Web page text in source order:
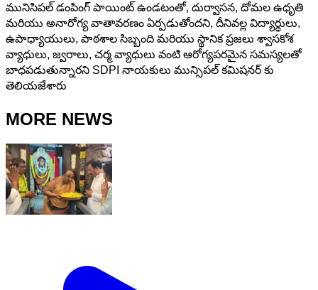
మునిసిపల్ డంపింగ్ పాయింట్ ఉండటంతో, దుర్వాసన, దోమల ఉధృతి
మరియు అనారోగ్య వాతావరణం ఏర్పడుతోందని, దీనివల్ల విద్యార్థులు,
ఉపాధ్యాయులు, పాఠశాల సిబ్బంది మరియు స్థానిక ప్రజలు శ్వాసకోశ
వ్యాధులు, జ్వరాలు, చర్మ వ్యాధులు వంటి ఆరోగ్యపరమైన సమస్యలతో
బాధపడుతున్నారని SDPI నాయకులు మున్సిపల్ కమిషనర్ కు
తెలియజేశారు
MORE NEWS